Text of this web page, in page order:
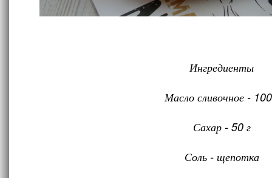
Ингредиенты
Масло сливочное -
Сахар - 50 г
Соль - щепотка